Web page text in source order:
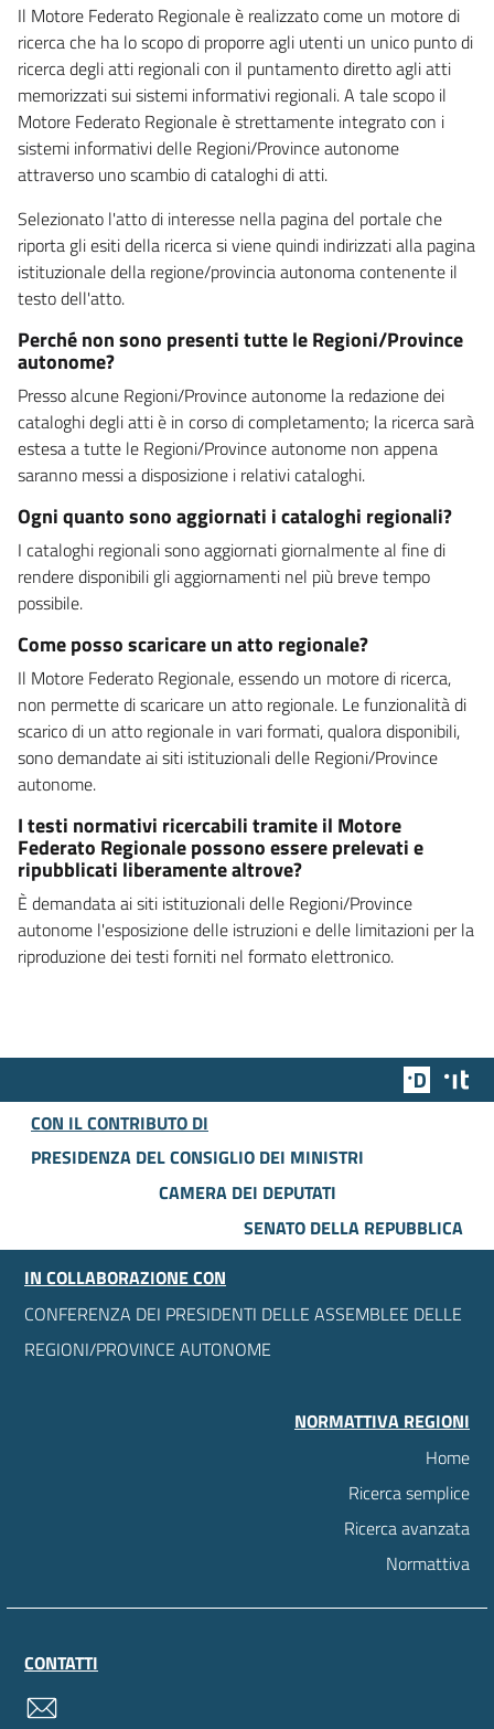
Il Motore Federato Regionale è realizzato come un motore di
ricerca che ha lo scopo di proporre agli utenti un unico punto di
ricerca degli atti regionali con il puntamento diretto agli atti
memorizzati sui sistemi informativi regionali. A tale scopo il
Motore Federato Regionale è strettamente integrato con i
sistemi informativi delle Regioni/Province autonome
attraverso uno scambio di cataloghi di atti.
Selezionato l'atto di interesse nella pagina del portale che
riporta gli esiti della ricerca si viene quindi indirizzati alla pagina
istituzionale della regione/provincia autonoma contenente il
testo dell'atto.
Perché non sono presenti tutte le Regioni/Province
autonome?
Presso alcune Regioni/Province autonome la redazione dei
cataloghi degli atti è in corso di completamento; la ricerca sarà
estesa a tutte le Regioni/Province autonome non appena
saranno messi a disposizione i relativi cataloghi.
Ogni quanto sono aggiornati i cataloghi regionali?
I cataloghi regionali sono aggiornati giornalmente al fine di
rendere disponibili gli aggiornamenti nel più breve tempo
possibile.
Come posso scaricare un atto regionale?
Il Motore Federato Regionale, essendo un motore di ricerca,
non permette di scaricare un atto regionale. Le funzionalità di
scarico di un atto regionale in vari formati, qualora disponibili,
sono demandate ai siti istituzionali delle Regioni/Province
autonome.
I testi normativi ricercabili tramite il Motore
Federato Regionale possono essere prelevati e
ripubblicati liberamente altrove?
È demandata ai siti istituzionali delle Regioni/Province
autonome l'esposizione delle istruzioni e delle limitazioni per la
riproduzione dei testi forniti nel formato elettronico.
Team
CON IL CONTRIBUTO DI
PRESIDENZA DEL CONSIGLIO DEI MINISTRI
CAMERA DEI DEPUTATI
SENATO DELLA REPUBBLICA
IN COLLABORAZIONE CON
CONFERENZA DEI PRESIDENTI DELLE ASSEMBLEE DELLE
REGIONI/PROVINCE AUTONOME
NORMATTIVA REGIONI
Home
Ricerca semplice
Ricerca avanzata
Normattiva
CONTATTI